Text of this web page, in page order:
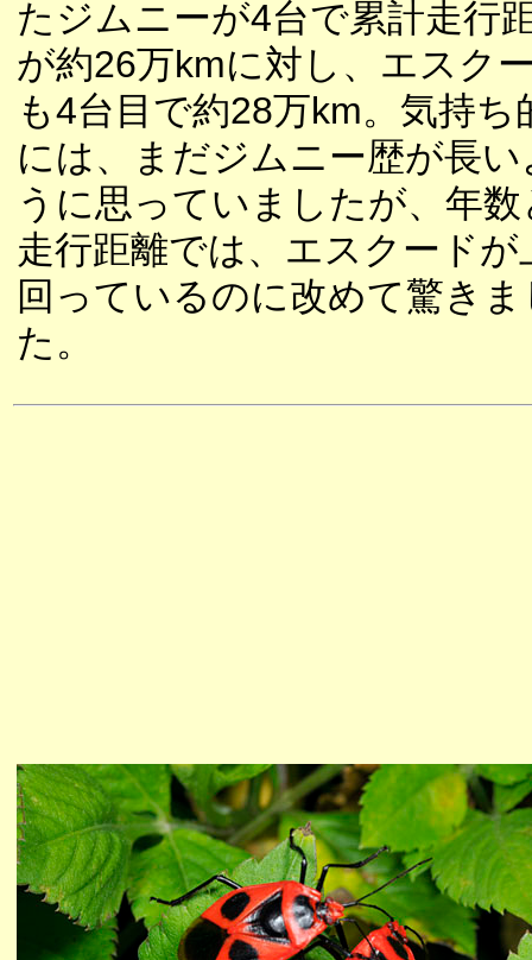
たジムニーが4台で累計走行
が約26万kmに対し、エスク
も4台目で約28万km。気持ち
には、まだジムニー歴が長い
うに思っていましたが、年数
走行距離では、エスクードが
回っているのに改めて驚きま
た。